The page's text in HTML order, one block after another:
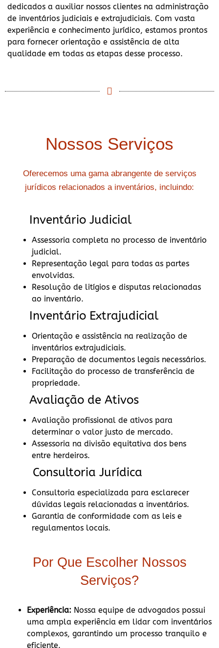
dedicados a auxiliar nossos clientes na administração
de inventários judiciais e extrajudiciais. Com vasta
experiência e conhecimento jurídico, estamos prontos
para fornecer orientação e assistência de alta
qualidade em todas as etapas desse processo.
Nossos Serviços
Oferecemos uma gama abrangente de serviços
jurídicos relacionados a inventários, incluindo:
Inventário Judicial
Assessoria completa no processo de inventário
judicial.
Representação legal para todas as partes
envolvidas.
Resolução de litígios e disputas relacionadas
ao inventário.
Inventário Extrajudicial
Orientação e assistência na realização de
inventários extrajudiciais.
Preparação de documentos legais necessários.
Facilitação do processo de transferência de
propriedade.
Avaliação de Ativos
Avaliação profissional de ativos para
determinar o valor justo de mercado.
Assessoria na divisão equitativa dos bens
entre herdeiros.
Consultoria Jurídica
Consultoria especializada para esclarecer
dúvidas legais relacionadas a inventários.
Garantia de conformidade com as leis e
regulamentos locais.
Por Que Escolher Nossos
Serviços?
Experiência: Nossa equipe de advogados possui
uma ampla experiência em lidar com inventários
complexos, garantindo um processo tranquilo e
eficiente.